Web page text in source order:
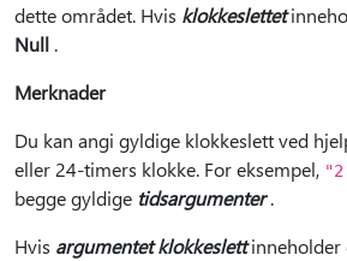
dette området. Hvis klokkeslettet
Null .
Merknader
Du kan angi gyldige klokkeslett ved
eller 24-timers klokke. For eksempel,
begge gyldige tidsargumenter.
Hvis argumentet klokkeslettinneholder